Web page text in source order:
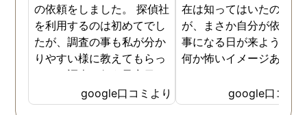
の依頼をしました。 探偵社
を利用するのは初めてでし
たが、調査の事も私が分か
りやすい様に教えてもらっ
たり、調査を行う予定日は
私の希望を聞いてもらいつ
つ、探偵さんのご意見も取
google口コミより
在は知ってはいたのです
が、まさか自分が依頼す
事になる日が来ようと
何か怖いイメージありま
応も良く、安心して相談
きました。 調査後に弁
google口コミ